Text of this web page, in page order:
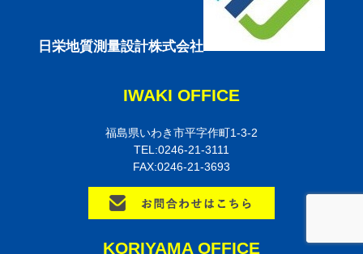
日栄地質測量設計株式会社
IWAKI OFFICE
福島県いわき市平字作町1-3-2
TEL:0246-21-3111
FAX:0246-21-3693
KORIYAMA OFFICE